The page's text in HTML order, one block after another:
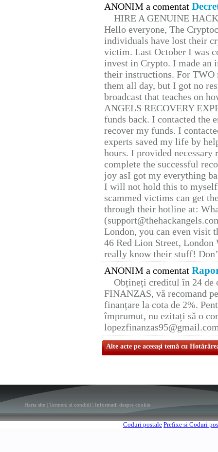
ANONIM a comentat
HIRE A GENUINE
Hello everyone, The
individuals have lost their
victim. Last October I was
invest in Crypto. I made
their instructions. For TWO
them all day, but I got no
broadcast that teaches on
ANGELS RECOVERY
funds back. I contacted the
recover my funds. I
experts saved my life by
hours. I provided
complete the successful
joy asI got my everything
I will not hold this to
scammed victims can get
through their hotline at:
London, you can even visit
46 Red Lion Street, London
really know their stuff!
ANONIM a comentat
Obțineți creditul în 24 de
FINANZAS, vă recomand
finanțare la cota de 2%.
împrumut, nu ezitați să o
Alte acte pe aceeaşi temă cu
Harta site Termeni si conditii Informatii despre cookie
Coduri postale Prefixe si Coduri